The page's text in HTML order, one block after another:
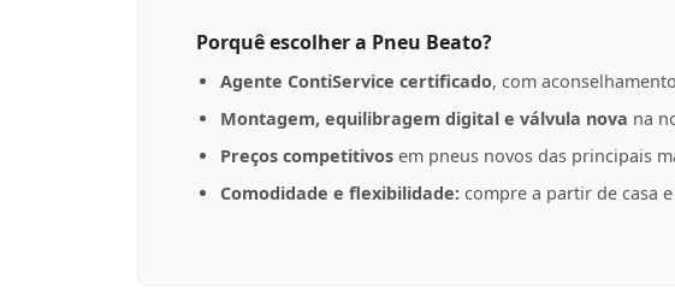
Porquê escolher a Pneu Beato?
Agente ContiService certificado, com
Montagem, equilibragem digital e válvula nova na
Preços competitivos em pneus novos das principais
Comodidade e flexibilidade: compre a partir de casa